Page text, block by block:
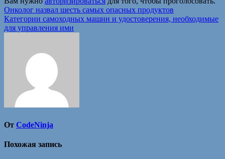
Навигация
по
Онколог назвал шесть самых опасных продуктов
Категории самоходных машин и удостоверения, необходимые
для управления ими
От CodeNinja
Похожая запись